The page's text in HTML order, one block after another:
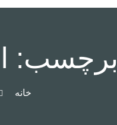
برچسب:
خانه